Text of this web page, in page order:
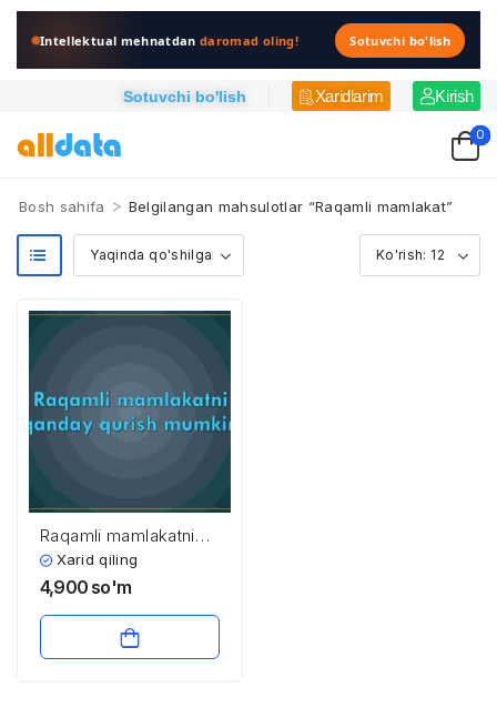
Intellektual mehnatdandaromad oling! Sotuvchi bo'lish
Sotuvchi bo'lish Xaridlarim Kirish
0
Bosh sahifa > Belgilangan mahsulotlar “Raqamli mamlakat”
Raqamli mamlakatni
qanday qurish mumkin
Xarid qiling
4,900 so'm